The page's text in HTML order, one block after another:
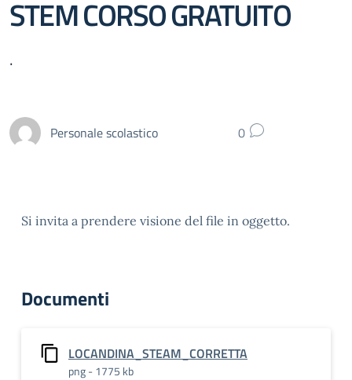
STEM CORSO GRATUITO
.
Personale scolastico 0
Si invita a prendere visione del file in oggetto.
Documenti
LOCANDINA_STEAM_CORRETTA
png - 1775 kb